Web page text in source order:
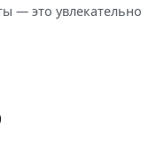
— это